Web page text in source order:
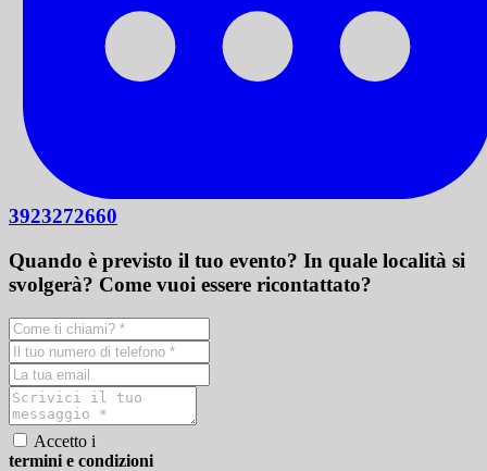
3923272660
Quando è previsto il tuo evento? In quale località si
svolgerà? Come vuoi essere ricontattato?
Accetto i
termini e condizioni